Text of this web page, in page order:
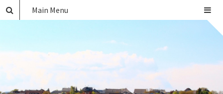
Main Menu